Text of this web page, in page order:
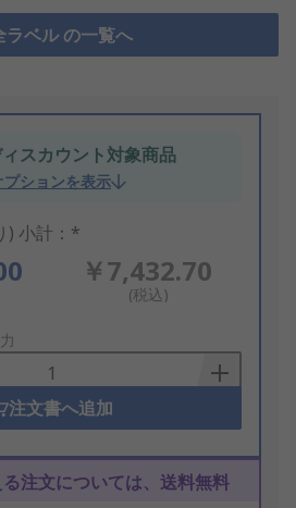
ラベル の一覧へ
スカウント対象商品
ションを表示
) 小計：*
￥7,432.70
(税込)
注文書へ追加
注文については、送料無料